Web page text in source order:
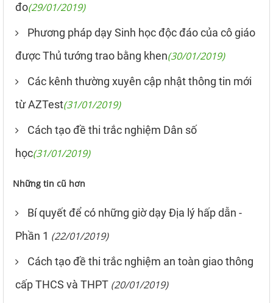
đo(29/01/2019)
Phương pháp dạy Sinh học độc đáo của cô giáo
được Thủ tướng trao bằng khen(30/01/2019)
Các kênh thường xuyên cập nhật thông tin mới
từ AZTest(31/01/2019)
Cách tạo đề thi trắc nghiệm Dân số
học(31/01/2019)
Những tin cũ hơn
Bí quyết để có những giờ dạy Địa lý hấp dẫn -
Phần 1 (22/01/2019)
Cách tạo đề thi trắc nghiệm an toàn giao thông
cấp THCS và THPT (20/01/2019)